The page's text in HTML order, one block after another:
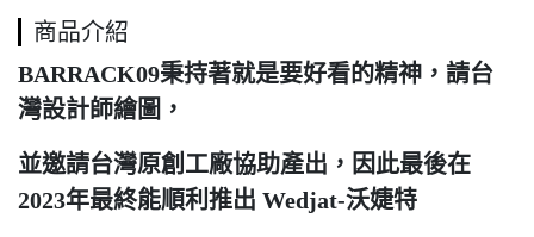
商品介紹
BARRACK09秉持著就是要好看的精神，請台
灣設計師繪圖，
並邀請台灣原創工廠協助產出，因此最後在
2023年最終能順利推出 Wedjat-沃婕特